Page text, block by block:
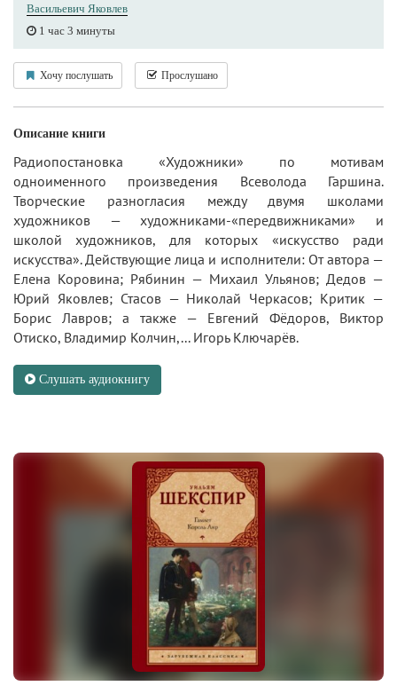
Вacильeвич Яковлев
1 час 3 минуты
Хочу послушать Прослушано
Описание книги
Радиопостановка «Художники» по мотивам
одноименного произведения Всеволода Гаршина.
Творческие разногласия между двумя школами
художников — художниками-«передвижниками» и
школой художников, для которых «искусство ради
искусства». Действующие лица и исполнители: От автора —
Елена Коровина; Рябинин — Михаил Ульянов; Дедов —
Юрий Яковлев; Стасов — Николай Черкасов; Критик —
Борис Лавров; а также — Евгений Фёдоров, Виктор
Отиско, Владимир Колчин,... Игорь Ключарёв.
Слушать аудиокнигу